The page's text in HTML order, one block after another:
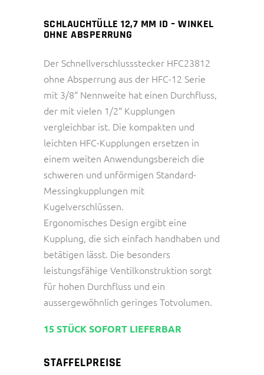
SCHLAUCHTÜLLE 12,7 MM ID – WINKEL
OHNE ABSPERRUNG
Der Schnellverschlussstecker HFC23812
ohne Absperrung aus der HFC-12 Serie
mit 3/8“ Nennweite hat einen Durchfluss,
der mit vielen 1/2“ Kupplungen
vergleichbar ist. Die kompakten und
leichten HFC-Kupplungen ersetzen in
einem weiten Anwendungsbereich die
schweren und unförmigen Standard-
Messingkupplungen mit
Kugelverschlüssen.
Ergonomisches Design ergibt eine
Kupplung, die sich einfach handhaben und
betätigen lässt. Die besonders
leistungsfähige Ventilkonstruktion sorgt
für hohen Durchfluss und ein
aussergewöhnlich geringes Totvolumen.
15 STÜCK SOFORT LIEFERBAR
STAFFELPREISE